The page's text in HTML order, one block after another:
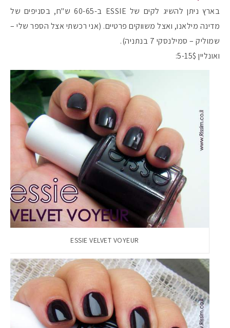
מקדמי הגנה
אומרים שאם
בארץ ניתן להשיג לקים של ESSIE ב-60-65 ש"ח, בסניפים של
מדינה מילאנו, ואצל משווקים פרטיים. (אני רכשתי אצל הספר שלי –
שמוליק – סמילנסקי 7 בנתניה).
ואונליין 5-15$:
ESSIE VELVET VOYEUR